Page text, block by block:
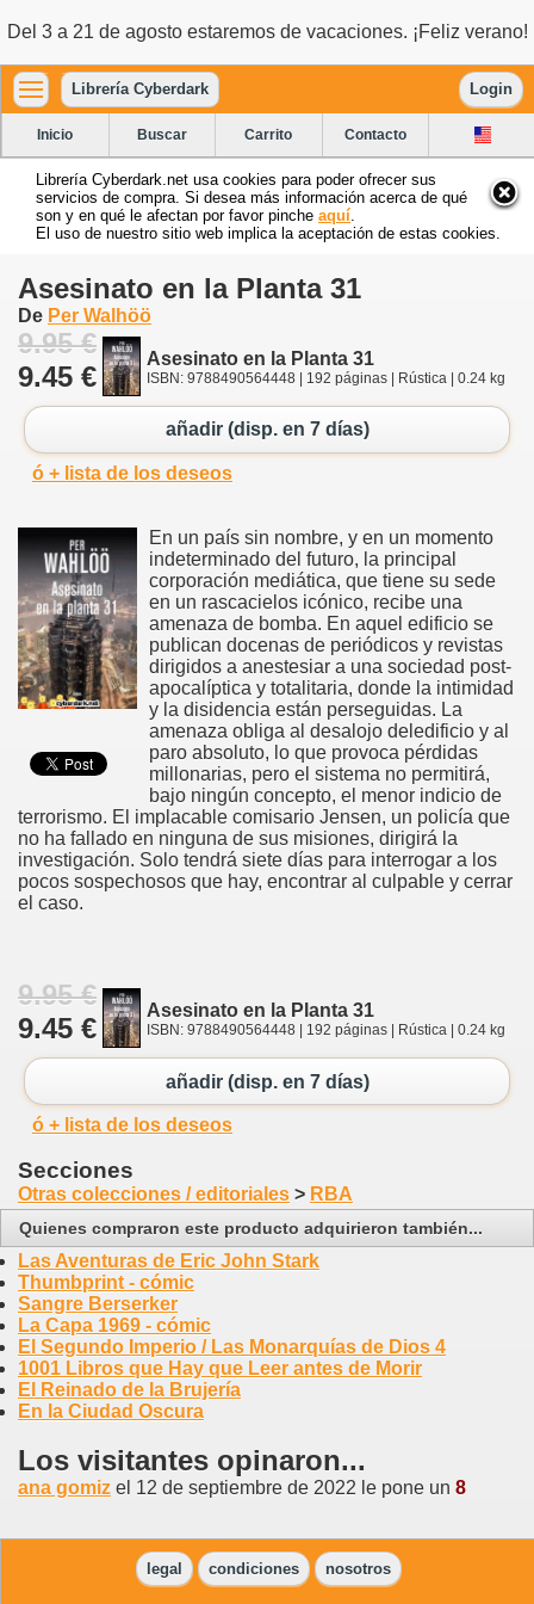
Del 3 a 21 de agosto estaremos de vacaciones. ¡Feliz verano!
Librería Cyberdark Login
Inicio Buscar Carrito Contacto
Librería Cyberdark.net usa cookies para poder ofrecer sus
servicios de compra. Si desea más información acerca de qué
son y en qué le afectan por favor pinche aquí
El uso de nuestro sitio web implica la aceptación de estas cookies.
Asesinato en la Planta 31
De Per Walhöö
9.95 €
9.45 €
Asesinato en la Planta 31
ISBN: 9788490564448 | 192 páginas | Rústica | 0.24 kg
añadir (disp. en 7 días)
ó + lista de los deseos
En un país sin nombre, y en un momento
indeterminado del futuro, la principal
corporación mediática, que tiene su sede
en un rascacielos icónico, recibe una
amenaza de bomba. En aquel edificio se
publican docenas de periódicos y revistas
dirigidos a anestesiar a una sociedad post-
apocalíptica y totalitaria, donde la intimidad
y la disidencia están perseguidas. La
amenaza obliga al desalojo deledificio y al
paro absoluto, lo que provoca pérdidas
millonarias, pero el sistema no permitirá,
bajo ningún concepto, el menor indicio de
terrorismo. El implacable comisario Jensen, un policía que
no ha fallado en ninguna de sus misiones, dirigirá la
investigación. Solo tendrá siete días para interrogar a los
pocos sospechosos que hay, encontrar al culpable y cerrar
el caso.
9.95 €
9.45 €
Asesinato en la Planta 31
ISBN: 9788490564448 | 192 páginas | Rústica | 0.24 kg
añadir (disp. en 7 días)
ó + lista de los deseos
Secciones
Otras colecciones / editoriales > RBA
Quienes compraron este producto adquirieron también...
Las Aventuras de Eric John Stark
Thumbprint - cómic
Sangre Berserker
La Capa 1969 - cómic
El Segundo Imperio / Las Monarquías de Dios 4
1001 Libros que Hay que Leer antes de Morir
El Reinado de la Brujería
En la Ciudad Oscura
Los visitantes opinaron...
ana gomiz el 12 de septiembre de 2022 le pone un 8
legal condiciones nosotros